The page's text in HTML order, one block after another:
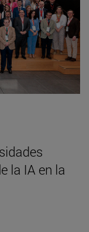
la IA en la